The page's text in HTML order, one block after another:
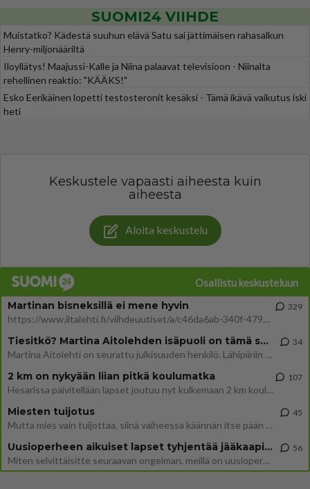
SUOMI24 VIIHDE
Muistatko? Kädestä suuhun elävä Satu sai jättimäisen rahasalkun
Henry-miljonääriltä
Iloyllätys! Maajussi-Kalle ja Niina palaavat televisioon - Niinalta
rehellinen reaktio: "KÄÄKS!"
Esko Eerikäinen lopetti testosteronit kesäksi - Tämä ikävä vaikutus iski
heti
Keskustele vapaasti aiheesta kuin
aiheesta
Aloita keskustelu
Osallistu keskusteluun
Martinan bisneksillä ei mene hyvin
https://www.iltalehti.fi/viihdeuutiset/a/c46da6ab-340f-4790-aaa7-0865eed2336 Yrityksen konkurssihakemus on tullut kärä
329
Tiesitkö? Martina Aitolehden isäpuoli on tämä suosittu laulaja
Martina Aitolehti on seurattu julkisuuden henkilö. Lähipiiriin mahtuu muitakin tunnettuja henkilöitä. Tiesitkö, että Ma
34
2 km on nykyään liian pitkä koulumatka
Hesarissa päivitellään lapset joutuu nyt kulkemaan 2 km kouluun jösses. Ruostefillarilla tuo matka menee vaikka miten äk
107
Miesten tuijotus
Mutta mies vain tuijottaa, siinä vaiheessa käännän itse pään pois. Mikä juttu? Yleensä jos joku tuijottaa tai katsoo, hä
45
Uusioperheen aikuiset lapset tyhjentää jääkaapin käydessään
Miten selvittäisitte seuraavan ongelman, meillä on uusioperhe, minulla teini-ikäiset lapset ja puolisolla aikuiset, jotk
56